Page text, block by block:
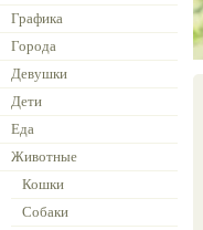
Графика
Города
Девушки
Дети
Еда
Животные
Кошки
Собаки